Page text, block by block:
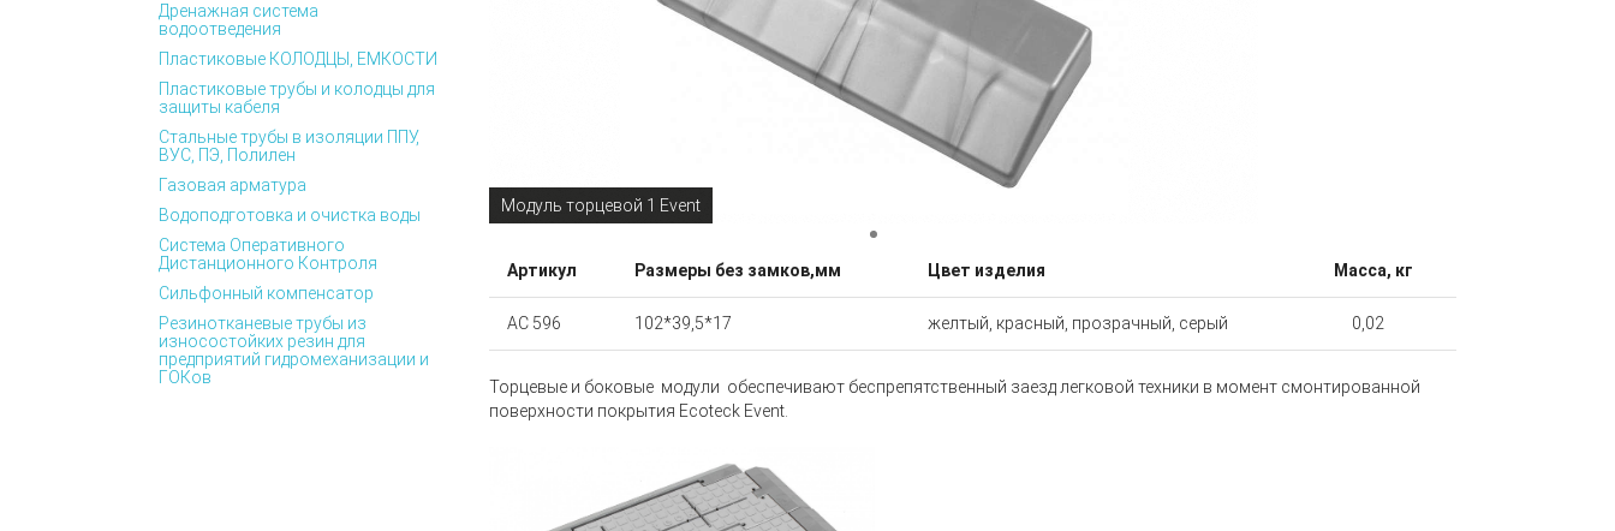
Модуль торцевой 1 Event
Артикул Размеры без замков,мм Цвет изделия Масса, кг
АС 596 102*39,5*17 желтый, красный, прозрачный, серый 0,02
Торцевые и боковые модули обеспечивают беспрепятственный заезд легковой техники в момент смонтированной
поверхности покрытия Ecoteck Event.
Дренажная система
водоотведения
Пластиковые КОЛОДЦЫ, ЕМКОСТИ
Пластиковые трубы и колодцы для
защиты кабеля
Стальные трубы в изоляции ППУ,
ВУС, ПЭ, Полилен
Газовая арматура
Водоподготовка и очистка воды
Система Оперативного
Дистанционного Контроля
Сильфонный компенсатор
Резинотканевые трубы из
износостойких резин для
предприятий гидромеханизации и
ГОКов